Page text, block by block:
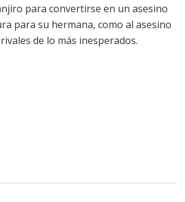
para convertirse en un asesino
para su hermana, como al asesino
de lo más inesperados.